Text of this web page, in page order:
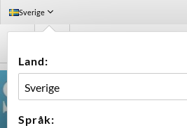
Sverige
Land:
Språk: